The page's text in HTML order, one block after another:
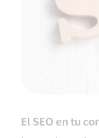
El SEO en tu